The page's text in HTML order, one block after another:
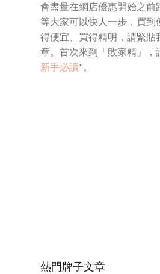
會盡量在網店優惠開始之前
等大家可以快人一步，買到
得便宜、買得精明，請緊貼
章。首次來到「敗家精」，
新手必讀"。
熱門牌子文章